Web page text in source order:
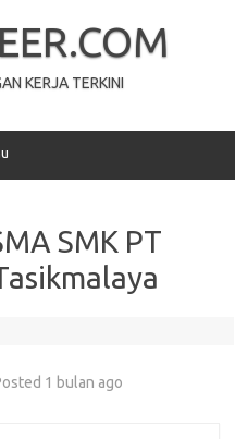
KERJA TERKINI
SMK PT
1 bulan ago